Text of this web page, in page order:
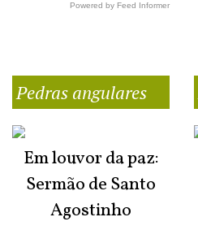
Powered by Feed Informer
Pedras angulares
Em louvor da paz:
Sermão de Santo
Agostinho